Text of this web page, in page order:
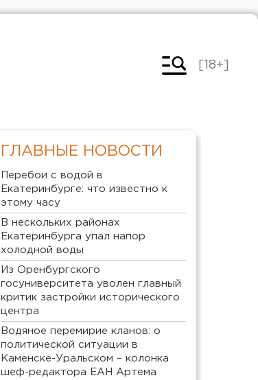
[18+]
ГЛАВНЫЕ НОВОСТИ
Перебои с водой в
Екатеринбурге: что известно к
этому часу
В нескольких районах
Екатеринбурга упал напор
холодной воды
Из Оренбургского
госуниверситета уволен главный
критик застройки исторического
центра
Водяное перемирие кланов: о
политической ситуации в
Каменске-Уральском – колонка
шеф-редактора ЕАН Артема